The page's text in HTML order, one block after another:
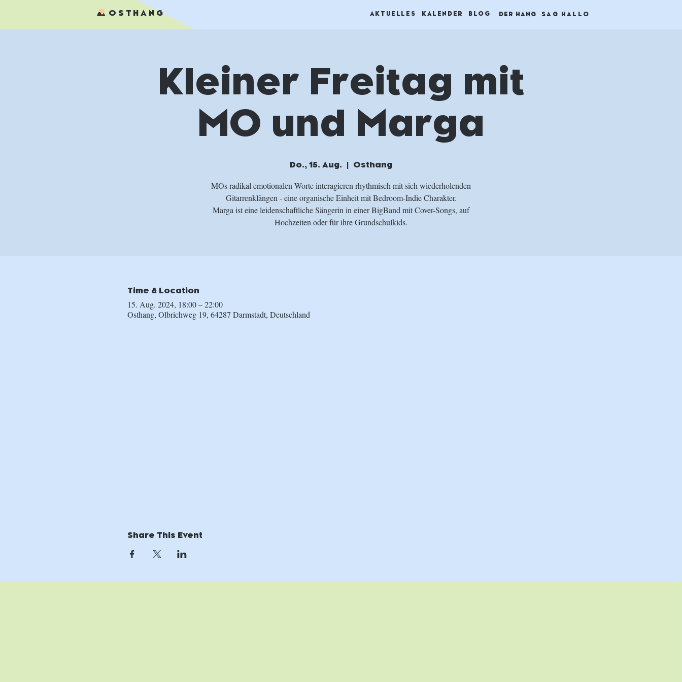
OSTHANG BLOG
KALENDER
AKTUELLES DER HANG SAG HALLO
Kleiner Freitag mit
MO und Marga
Do., 15. Aug.
  |
Osthang
MOs radikal emotionalen Worte interagieren rhythmisch mit sich wiederholenden
Gitarrenklängen - eine organische Einheit mit Bedroom-Indie Charakter.
Marga ist eine leidenschaftliche Sängerin in einer BigBand mit Cover-Songs, auf
Time & Location
15. Aug. 2024, 18:00 – 22:00
Osthang, Olbrichweg 19, 64287 Darmstadt, Deutschland
Share This Event